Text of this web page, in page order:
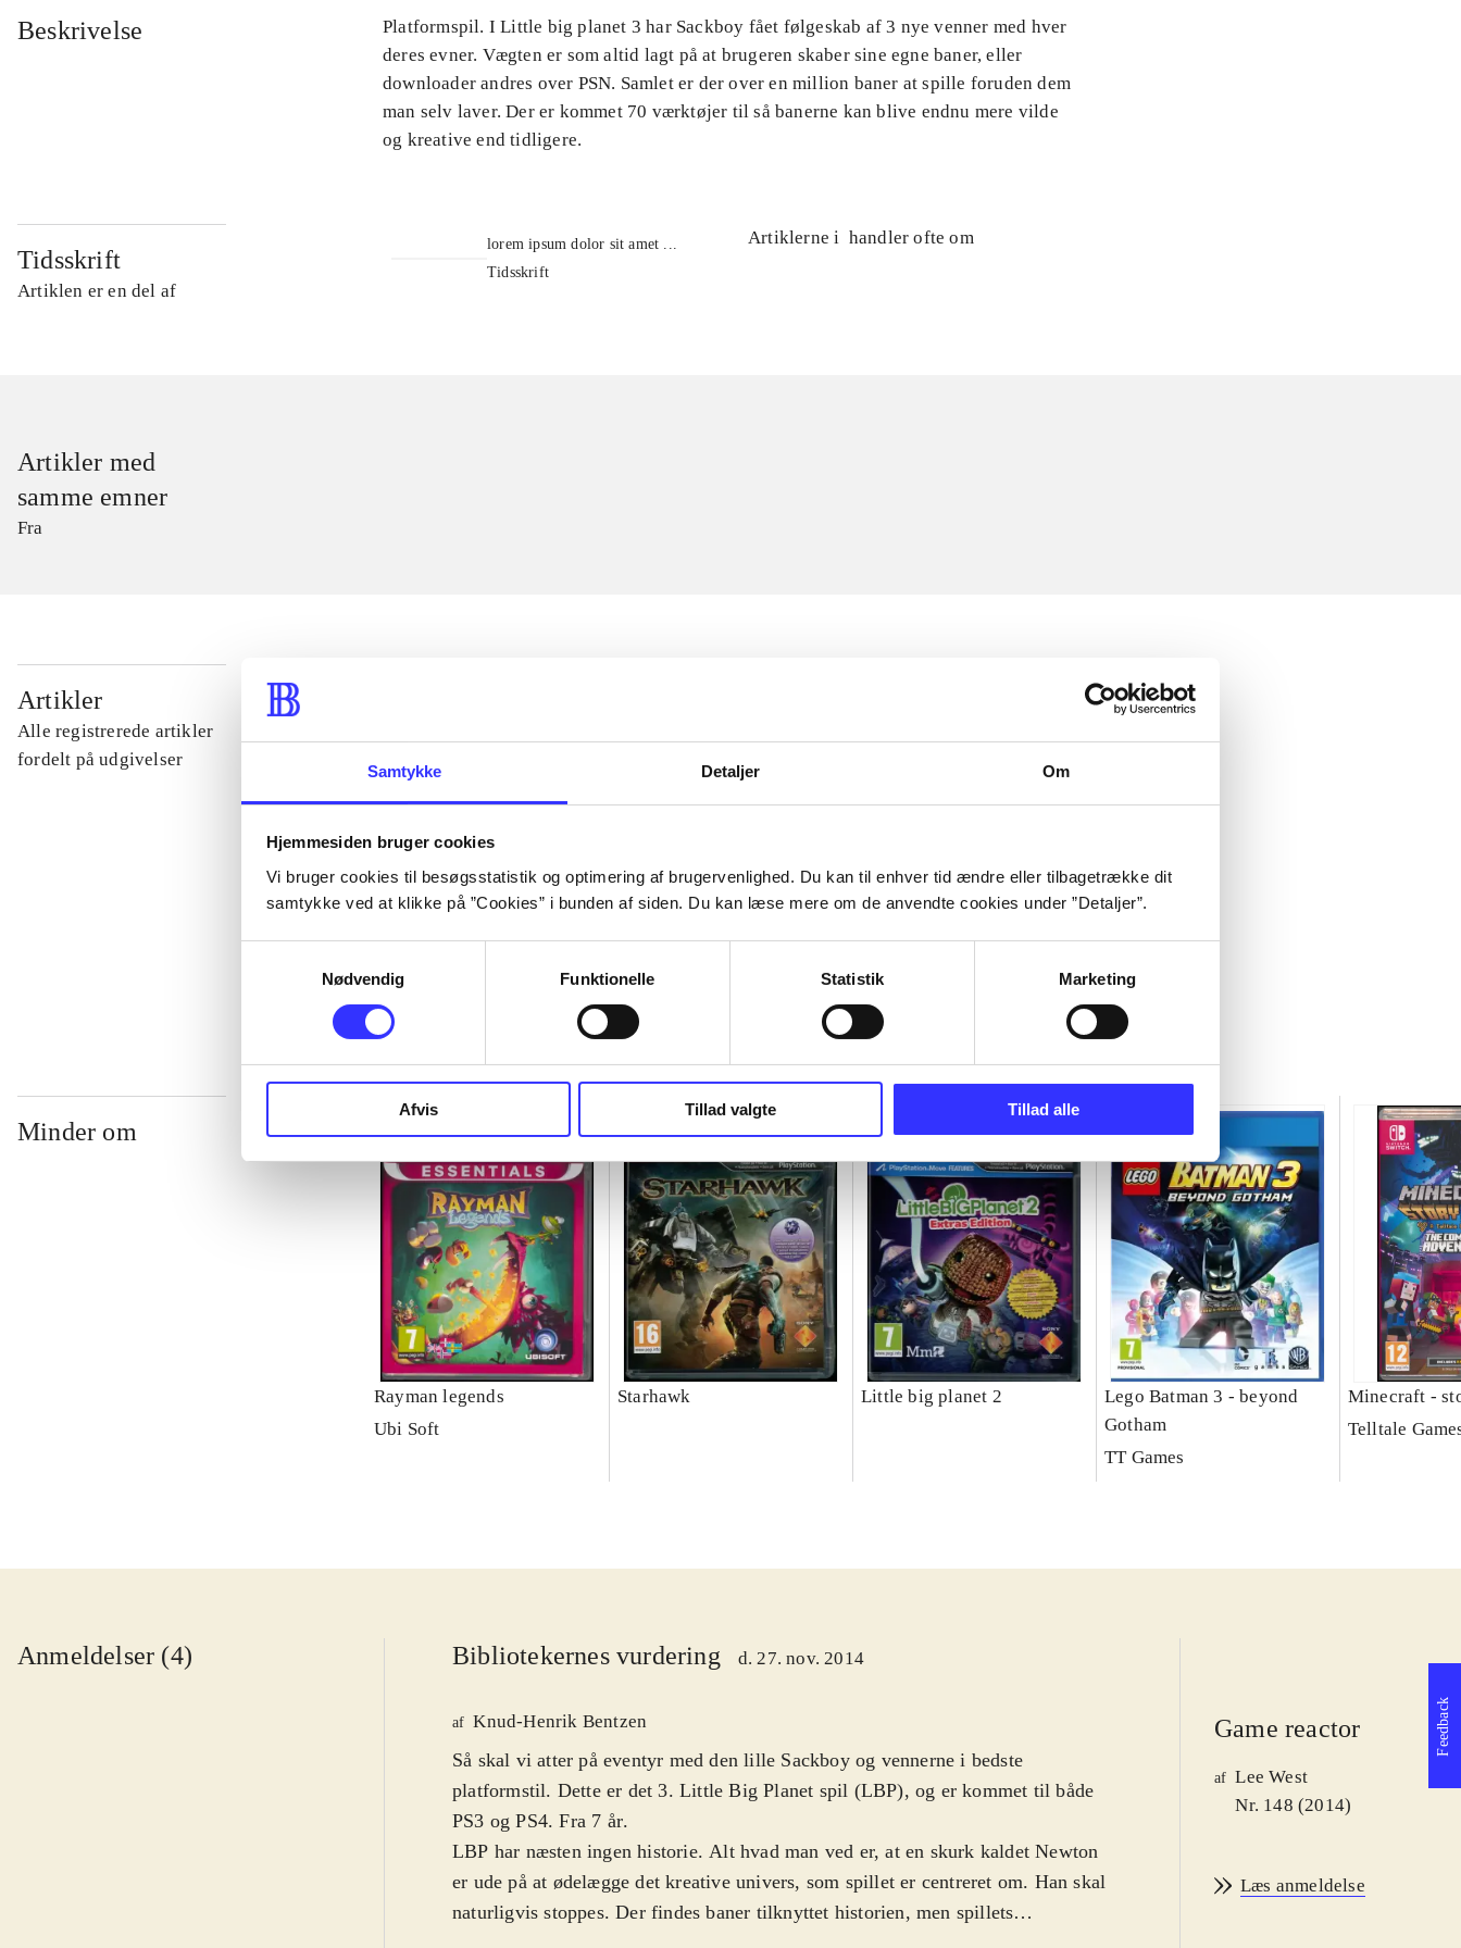
Samtykke Detaljer Om
Hjemmesiden bruger cookies
Vi bruger cookies til besøgsstatistik og optimering af brugervenlighed. Du kan til enhver tid ændre eller tilbagetrække dit
samtykke ved at klikke på ”Cookies” i bunden af siden. Du kan læse mere om de anvendte cookies under ”Detaljer”.
Nødvendig
Funktionelle Statistik Marketing
Afvis Tillad valgte Tillad alle
Beskrivelse
Platformspil. I Little big planet 3 har Sackboy fået følgeskab af 3 nye venner med hver
deres evner. Vægten er som altid lagt på at brugeren skaber sine egne baner, eller
downloader andres over PSN. Samlet er der over en million baner at spille foruden dem
man selv laver. Der er kommet 70 værktøjer til så banerne kan blive endnu mere vilde
og kreative end tidligere.
Tidsskrift
Artiklen er en del af
lorem ipsum dolor sit amet ...
Tidsskrift
Artiklerne i handler ofte om
Artikler med
samme emner
Fra
Artikler
Alle registrerede artikler
fordelt på udgivelser
...
Minder om
Rayman legends
Ubi Soft
Starhawk Little big planet 2
Lego Batman 3 - beyond
Gotham
TT Games
Minecraft -
Telltale
Anmeldelser (4) Bibliotekernes vurdering d. 27. nov. 2014
af Knud-Henrik Bentzen
Så skal vi atter på eventyr med den lille Sackboy og vennerne i bedste
platformstil. Dette er det 3. Little Big Planet spil (LBP), og er kommet til både
PS3 og PS4. Fra 7 år.
LBP har næsten ingen historie. Alt hvad man ved er, at en skurk kaldet Newton
er ude på at ødelægge det kreative univers, som spillet er centreret om. Han skal
naturligvis stoppes. Der findes baner tilknyttet historien, men spillets
Game reactor
af Lee West
Nr. 148 (2014)
Læs anmeldelse
Feedback